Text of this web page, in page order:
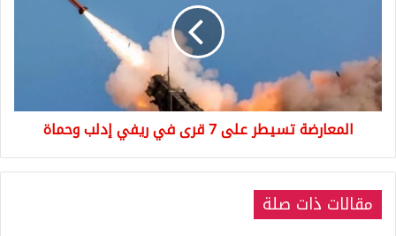
في
ريفي
إدلب
وحماة
المعارضة تسيطر على 7 قرى في ريفي إدلب وحماة
مقالات ذات صلة